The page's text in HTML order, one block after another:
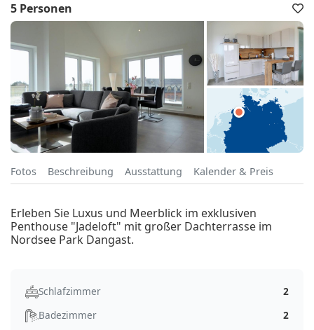
5 Personen
Fotos Beschreibung Ausstattung Kalender & Preis
Erleben Sie Luxus und Meerblick im exklusiven
Penthouse "Jadeloft" mit großer Dachterrasse im
Nordsee Park Dangast.
Schlafzimmer
2
Badezimmer
2